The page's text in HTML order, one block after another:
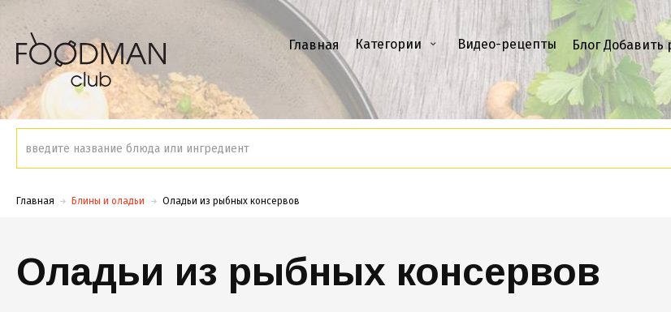
Главная Категории Видео-рецепты Блог Добавить
Главная Блины и оладьи Оладьи из рыбных консервов
Оладьи из рыбных консервов